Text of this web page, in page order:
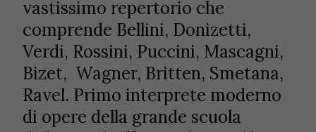
vastissimo repertorio che
comprende Bellini, Donizetti,
Verdi, Rossini, Puccini, Mascagni,
Bizet, Wagner, Britten, Smetana,
Ravel. Primo interprete moderno
di opere della grande scuola